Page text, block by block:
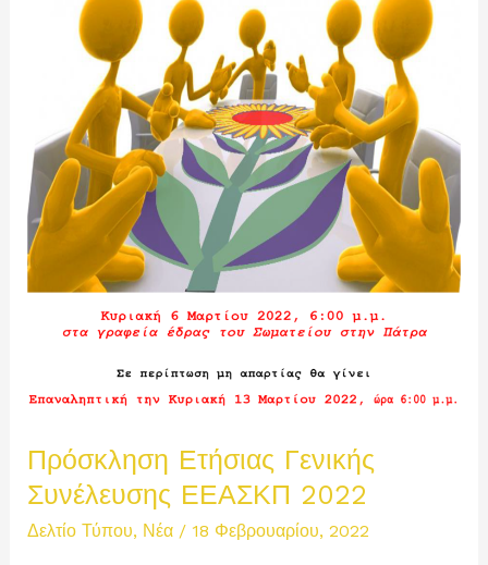
Πρόσκληση Ετήσιας Γενικής
Συνέλευσης ΕΕΑΣΚΠ 2022
Δελτίο Τύπου, Νέα/ 18 Φεβρουαρίου, 2022